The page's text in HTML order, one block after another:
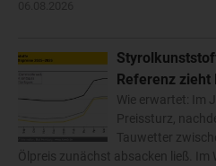
Referenz zieht
Wie erwartet: Im
Preissturz,
Tauwetter
Ölpreis zunächst absacken ließ. Im